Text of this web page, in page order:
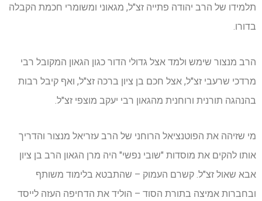
תלמידו של הרב יהודה פתייה זצ"ל, מגאוני ומשומרי חכמת הקבלה
בדורו.
הרב מנצור שימש ולמד אצל גדולי הדור כגון הגאון המקובל רבי
מרדכי שרעבי זצ"ל, אצל חכם בן ציון ברכה זצ"ל, ואף קיבל רבות
בהנהגה תורנית ורוחנית מהגאון רבי יעקב מוצפי זצ"ל.
מי שזיהה את הפוטנציאל הרוחני של הרב עזריאל מנצור והדריך
אותו להקים את מוסדות "שובי נפשי" היה מרן הגאון הרב בן ציון
אבא שאול זצ"ל. קשרם העמוק – שהתבטא בלימוד משותף
ובחברות אמיצה בתורת הסוד – הוליד את הדחיפה העזה לייסד